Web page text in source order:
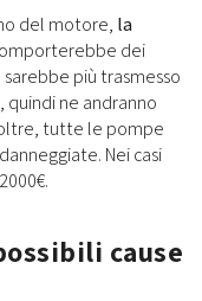
del motore, la
dei
più trasmesso
ne andranno
tutte le pompe
Nei casi
cause